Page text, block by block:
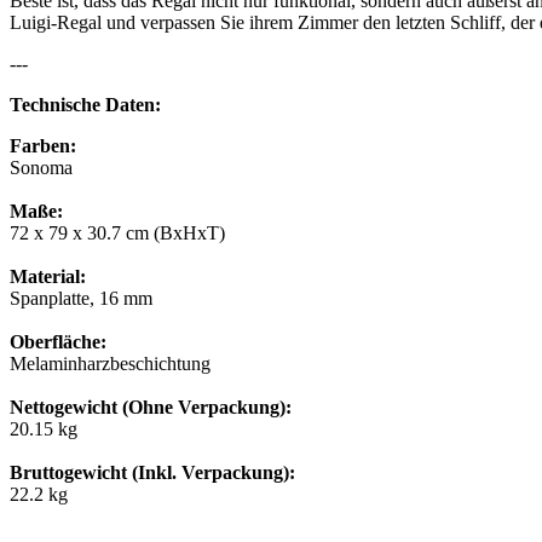
Luigi-Regal und verpassen Sie ihrem Zimmer den letzten Schliff, der
---
Technische Daten:
Farben:
Sonoma
Maße:
72 x 79 x 30.7 cm (BxHxT)
Material:
Spanplatte, 16 mm
Oberfläche:
Melaminharzbeschichtung
Nettogewicht (Ohne Verpackung):
20.15 kg
Bruttogewicht (Inkl. Verpackung):
22.2 kg